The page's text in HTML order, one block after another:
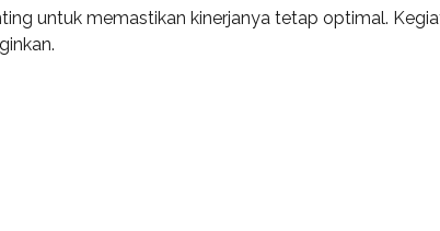
untuk memastikan kinerjanya tetap optimal.